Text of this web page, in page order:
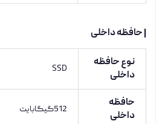
| حافظه داخلی
نوع حافظه
داخلی
SSD
حافظه
داخلی
512گیگابایت